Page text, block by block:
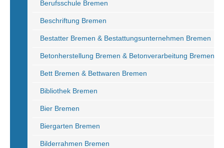
Berufsschule Bremen
Beschriftung Bremen
Bestatter Bremen & Bestattungsunternehmen Bremen
Betonherstellung Bremen & Betonverarbeitung Bremen
Bett Bremen & Bettwaren Bremen
Bibliothek Bremen
Bier Bremen
Biergarten Bremen
Bilderrahmen Bremen